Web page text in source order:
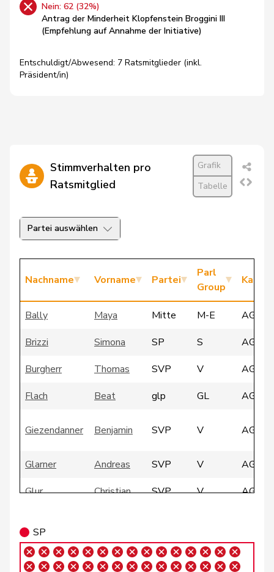
Nein: 62 (32%)
Antrag der Minderheit Klopfenstein Broggini III
(Empfehlung auf Annahme der Initiative)
Entschuldigt/Abwesend: 7 Ratsmitglieder (inkl.
Präsident/in)
Stimmverhalten pro
Ratsmitglied
Grafik
Tabelle
Partei auswählen
Nachname Vorname Partei
Parl
Group
Bally Maya Mitte M-E
AG
Brizzi
Simona SP S
AG
Burgherr
Thomas SVP V
AG
Flach
Beat glp GL AG
Giezendanner Benjamin SVP V AG
Glarner Andreas SVP V
AG
Glur
Christian SVP V
AG
Huber
Alois SVP V AG
SP